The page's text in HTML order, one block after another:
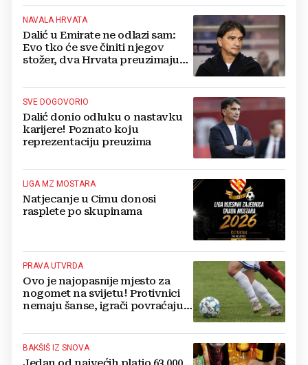
NAVALA HRVATA
Dalić u Emirate ne odlazi sam:
Evo tko će sve činiti njegov
stožer, dva Hrvata preuzimaju
SVE DOGOVORIO
Dalić donio odluku o nastavku
karijere! Poznato koju
reprezentaciju preuzima
LIGA MZ MOSTARA
Natjecanje u Cimu donosi
rasplete po skupinama
PRAVA UTVRDA
Ovo je najopasnije mjesto za
nogomet na svijetu! Protivnici
nemaju šanse, igrači povraćaju,
BAKŠIŠ IZ SNOVA